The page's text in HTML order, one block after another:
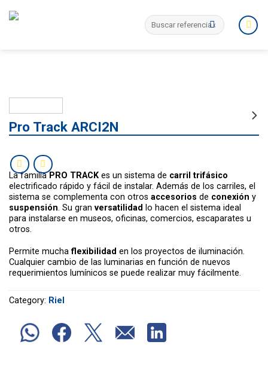
Search
for:
Pro Track ARCI2N
La familiaPRO TRACK es un sistema de carril trifásico
electrificado rápido y fácil de instalar. Además de los carriles, el
sistema se complementa con otros accesorios de conexión y
suspensión. Su gran versatilidad lo hacen el sistema ideal
para instalarse en museos, oficinas, comercios, escaparates u
otros.
Permite muchaflexibilidad en los proyectos de iluminación.
Cualquier cambio de las luminarias en función de nuevos
requerimientos lumínicos se puede realizar muy fácilmente.
Category: Riel